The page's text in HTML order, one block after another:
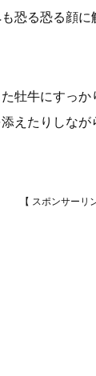
恐る恐る顔に
牡牛にすっ
えたりしな